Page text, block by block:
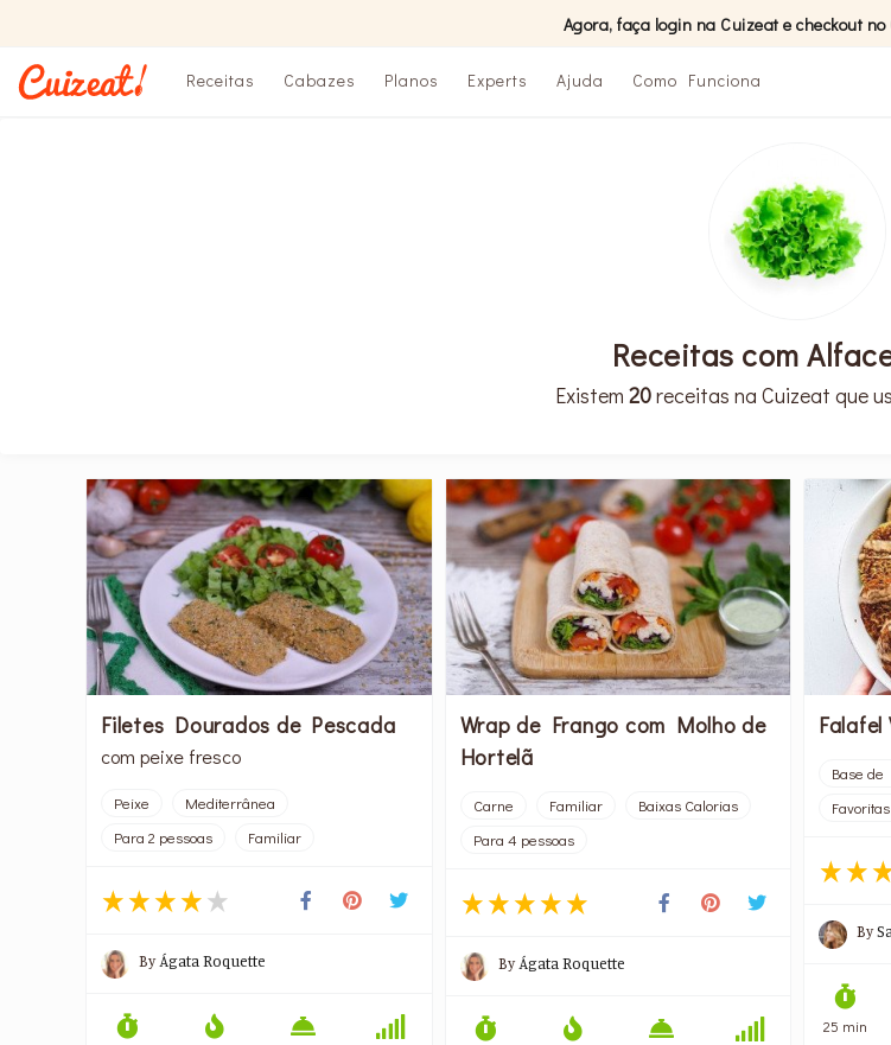
Agora, faça login na Cuizeat e checkout
Receitas Cabazes Planos Experts Ajuda Como Funciona
Receitas com
Existem20receitas na Cuizeat que
Filetes Dourados de Pescada
com peixe fresco
Peixe
Mediterrânea
Para 2 pessoas
Familiar
ByÁgata Roquette
Wrap de Frango com Molho de
Hortelã
Carne Familiar
Baixas Calorias
Para 4 pessoas
ByÁgata Roquette
Falafel
Base de
By
25 min